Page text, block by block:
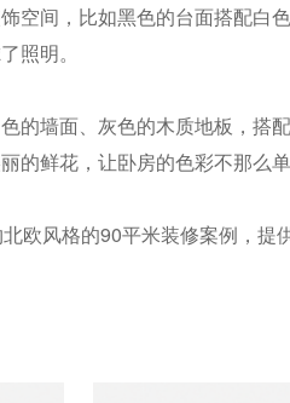
间，比如黑色的台面搭配白
照明。
墙面、灰色的木质地板，搭
的鲜花，让卧房的色彩不那么单
欧风格的90平米装修案例，